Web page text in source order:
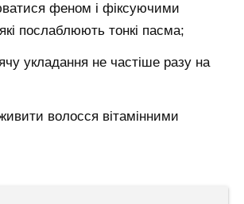
феном і фіксуючими
послаблюють тонкі пасма;
укладання не частіше разу на
волосся вітамінними